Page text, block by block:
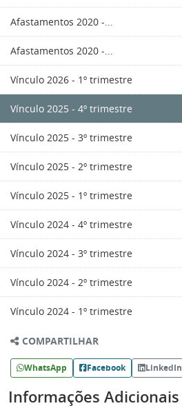
Afastamentos 2020 -...
Afastamentos 2020 -...
Vínculo 2026 - 1º trimestre
Vínculo 2025 - 4º trimestre
Vínculo 2025 - 3º trimestre
Vínculo 2025 - 2º trimestre
Vínculo 2025 - 1º trimestre
Vínculo 2024 - 4º trimestre
Vínculo 2024 - 3º trimestre
Vínculo 2024 - 2º trimestre
Vínculo 2024 - 1º trimestre
COMPARTILHAR
WhatsApp Facebook LinkedIn
Informações Adicionais